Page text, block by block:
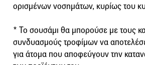
ορισμένων νοσημάτων, κυρίως του
* Το σουσάμι θα μπορούσε με τους
συνδυασμούς τροφίμων να
για άτομα που αποφεύγουν την